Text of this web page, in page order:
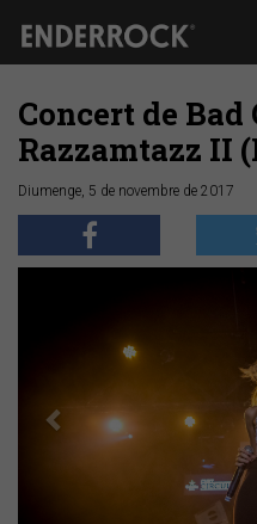
Concert de
Razzamtazz II
Diumenge, 5 de novembre de 2017
Anterior